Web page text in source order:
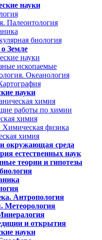
науки
Палеонтология
биология
Земле
науки
ископаемые
Океанология
науки
химия
работы по химии
химия
физика
химия
окружающая среда
естественных наук
теории и гипотезы
Антропология
Метеорология
и открытия
науки